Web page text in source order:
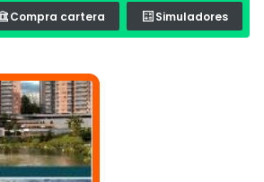
Compra cartera Simuladores